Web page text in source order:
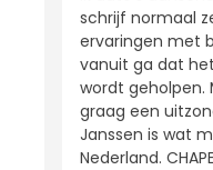
schrijf normaal
ervaringen met
vanuit ga dat
wordt geholpen.
graag een
Janssen is wat
Nederland.